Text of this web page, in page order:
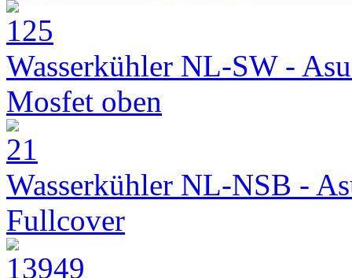
Wasserkühler NL-SW -
Mosfet oben
Wasserkühler NL-NSB -
Fullcover